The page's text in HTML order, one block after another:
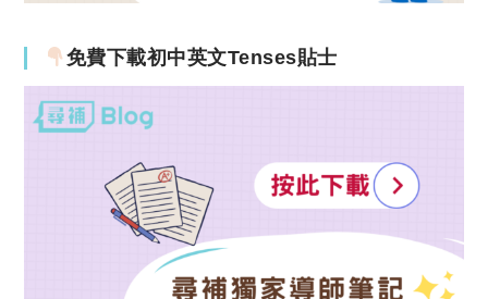
免費下載初中英文Tenses貼士